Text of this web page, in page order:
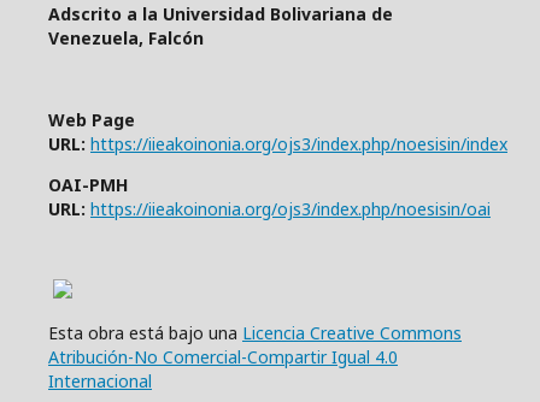
Adscrito a la Universidad Bolivariana de
Venezuela, Falcón
Web Page
URL: https://iieakoinonia.org/ojs3/index.php/noesisin/index
OAI-PMH
URL: https://iieakoinonia.org/ojs3/index.php/noesisin/oai
Esta obra está bajo una Licencia Creative Commons
Atribución-No Comercial-Compartir Igual 4.0
Internacional